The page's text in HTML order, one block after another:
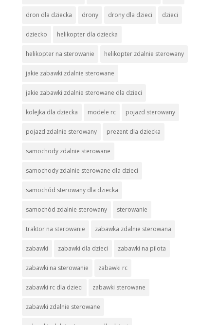
dron dla dziecka drony drony dla dzieci dzieci
dziecko helikopter dla dziecka
helikopter na sterowanie helikopter zdalnie sterowany
jakie zabawki zdalnie sterowane
jakie zabawki zdalnie sterowane dla dzieci
kolejka dla dziecka modele rc pojazd sterowany
pojazd zdalnie sterowany prezent dla dziecka
samochody zdalnie sterowane
samochody zdalnie sterowane dla dzieci
samochód sterowany dla dziecka
samochód zdalnie sterowany sterowanie
traktor na sterowanie zabawka zdalnie sterowana
zabawki zabawki dla dzieci zabawki na pilota
zabawki na sterowanie zabawki rc
zabawki rc dla dzieci zabawki sterowane
zabawki zdalnie sterowane